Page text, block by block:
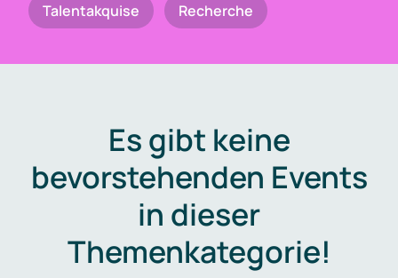
Talentakquise Recherche
Es gibt keine
bevorstehenden Events
in dieser
Themenkategorie!